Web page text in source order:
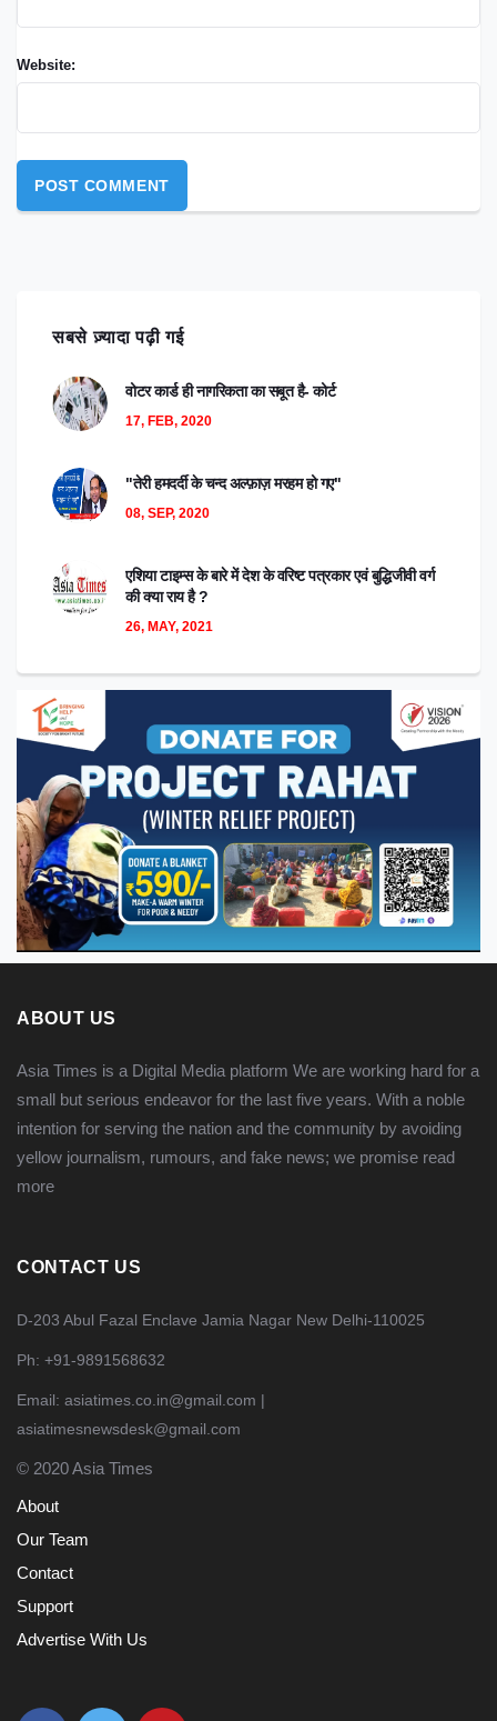
Website:
सबसे ज़्यादा पढ़ी गई
वोटर कार्ड ही नागरिकता का सबूत है- कोर्ट
17, FEB, 2020
"तेरी हमदर्दी के चन्द अल्फ़ाज़ मरहम हो गए"
08, SEP, 2020
एशिया टाइम्स के बारे में देश के वरिष्ट पत्रकार एवं बुद्धिजीवी वर्ग
की क्या राय है ?
26, MAY, 2021
ABOUT US
Asia Times is a Digital Media platform We are working hard for a
small but serious endeavor for the last five years. With a noble
intention for serving the nation and the community by avoiding
yellow journalism, rumours, and fake news; we promise read
more
CONTACT US
D-203 Abul Fazal Enclave Jamia Nagar New Delhi-110025
Ph: +91-9891568632
Email: asiatimes.co.in@gmail.com |
asiatimesnewsdesk@gmail.com
© 2020 Asia Times
About
Our Team
Contact
Support
Advertise With Us